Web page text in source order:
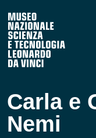
Carla e
Nemi